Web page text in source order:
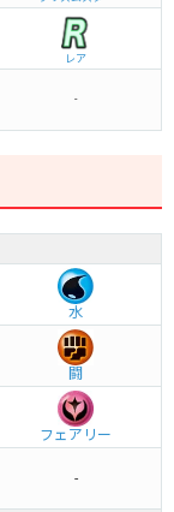
レア
-
水
闘
フェアリー
-